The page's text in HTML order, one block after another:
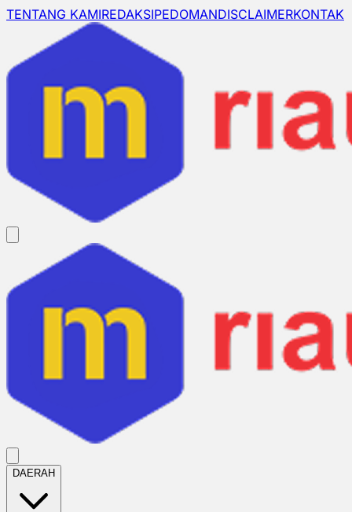
TENTANG KAMIREDAKSIPEDOMANDISCLAIMERKONTAK
DAERAH